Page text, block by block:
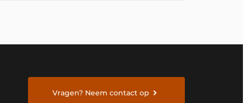
Vragen? Neem contact op